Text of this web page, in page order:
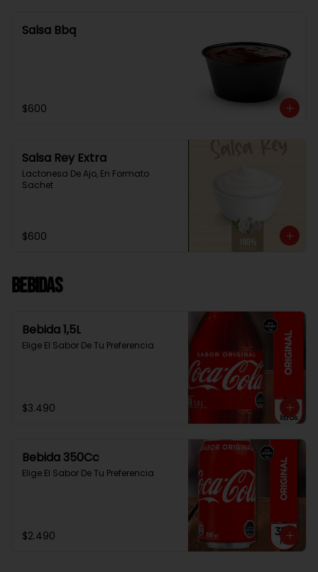
Salsa Bbq
$600
Salsa Rey Extra
Lactonesa De Ajo, En Formato
Sachet
$600
Bebidas
Bebida 1,5L
Elige El Sabor De Tu Preferencia
$3.490
Bebida 350Cc
Elige El Sabor De Tu Preferencia
$2.490